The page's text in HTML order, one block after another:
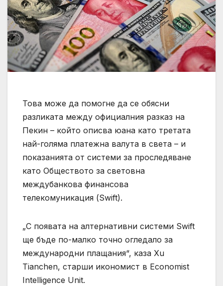
Това може да помогне да се обясни
разликата между официалния разказ на
Пекин – който описва юана като третата
най-голяма платежна валута в света – и
показанията от системи за проследяване
като Обществото за световна
междубанкова финансова
телекомуникация (Swift).
„С появата на алтернативни системи Swift
ще бъде по-малко точно огледало за
международни плащания“, каза Xu
Tianchen, старши икономист в Economist
Intelligence Unit.